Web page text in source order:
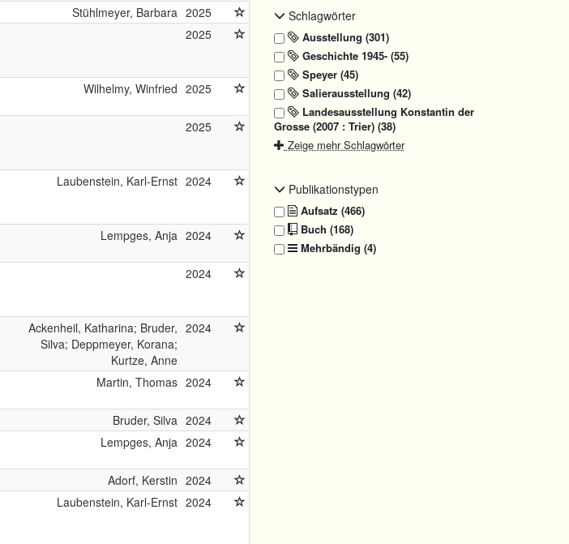
Stühlmeyer, Barbara 2025
2025
Wilhelmy, Winfried 2025
2025
Laubenstein, Karl-Ernst 2024
Lempges, Anja 2024
2024
Ackenheil, Katharina; Bruder,
Silva; Deppmeyer, Korana;
Kurtze, Anne
2024
Martin, Thomas 2024
Bruder, Silva 2024
Lempges, Anja 2024
Adorf, Kerstin 2024
Laubenstein, Karl-Ernst 2024
Schlagwörter
Ausstellung (301)
Geschichte 1945- (55)
Speyer (45)
Salierausstellung (42)
Landesausstellung Konstantin der
Grosse (2007 : Trier) (38)
Zeige mehr Schlagwörter
Publikationstypen
Aufsatz (466)
Buch (168)
Mehrbändig (4)